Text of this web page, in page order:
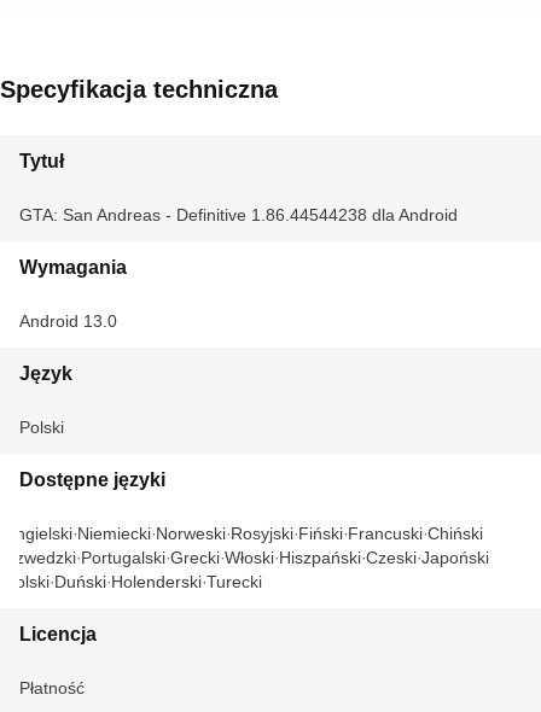
Specyfikacja techniczna
Tytuł
GTA: San Andreas - Definitive 1.86.44544238 dla Android
Wymagania
Android 13.0
Język
Polski
Dostępne języki
Angielski Niemiecki Norweski Rosyjski Fiński Francuski Chiński
Szwedzki Portugalski Grecki Włoski Hiszpański Czeski Japoński
Polski Duński Holenderski Turecki
Licencja
Płatność